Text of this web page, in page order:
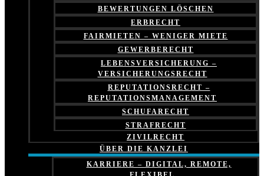
BEWERTUNGEN LÖSCHEN
ERBRECHT
FAIRMIETEN – WENIGER MIETE
GEWERBERECHT
LEBENSVERSICHERUNG –
VERSICHERUNGSRECHT
REPUTATIONSRECHT –
REPUTATIONSMANAGEMENT
SCHUFARECHT
STRAFRECHT
ZIVILRECHT
ÜBER DIE KANZLEI
KARRIERE – DIGITAL, REMOTE,